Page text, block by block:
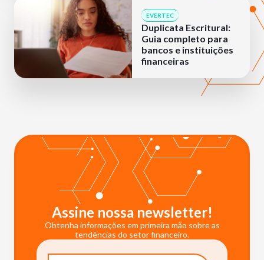
EVERTEC
Duplicata Escritural:
Guia completo para
bancos e instituições
financeiras
Assine nossa newsletter!
Obtenha informações em primeira mão sobre as
tendências do setor financeiro.